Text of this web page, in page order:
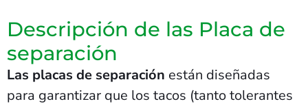
Descripción de las Placa de
separación
Las placas de separación están diseñadas
para garantizar que los tacos (tanto tolerantes